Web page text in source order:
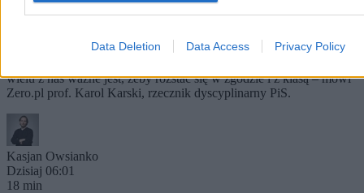
Data Deletion Data Access Privacy Policy
Choć Mateusz Morawiecki już zapowiedział, że najpóźniej do 15
członkiem Prawa i Sprawiedliwości. To samo dotyczy
wielu z nas ważne jest, żeby rozstać się w zgodzie i z klasą – mówi
Zero.pl prof. Karol Karski, rzecznik dyscyplinarny PiS.
Kasjan Owsianko
Dzisiaj 06:01
18 min